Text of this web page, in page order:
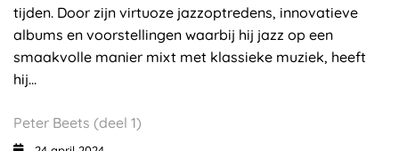
tijden. Door zijn virtuoze jazzoptredens, innovatieve
albums en voorstellingen waarbij hij jazz op een
smaakvolle manier mixt met klassieke muziek, heeft
hij...
Peter Beets (deel 1)